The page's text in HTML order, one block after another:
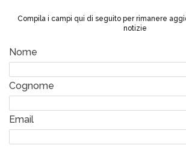
Compila i campi qui di seguito per rimanere
notizie
Nome
Cognome
Email